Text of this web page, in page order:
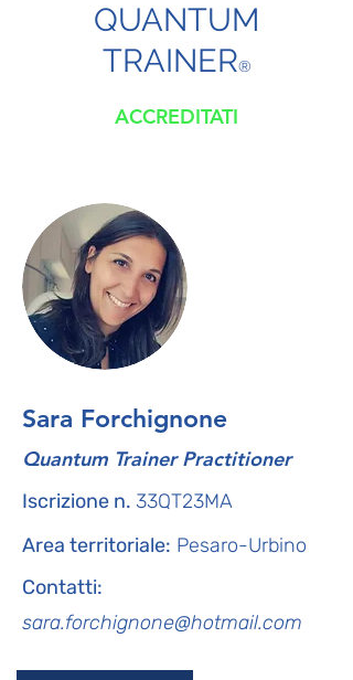
QUANTUM
TRAINER®
ACCREDITATI
Sara Forchignone
Quantum Trainer Practitioner
Iscrizione n. 33QT23MA
Area territoriale: Pesaro-Urbino
Contatti:
sara.forchignone@hotmail.com